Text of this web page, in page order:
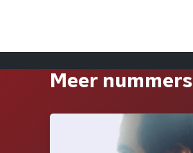
Meer nummers